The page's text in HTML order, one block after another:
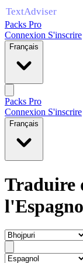
Packs Pro
Connexion S'inscrire
Français
Packs Pro
Connexion S'inscrire
Français
Traduire